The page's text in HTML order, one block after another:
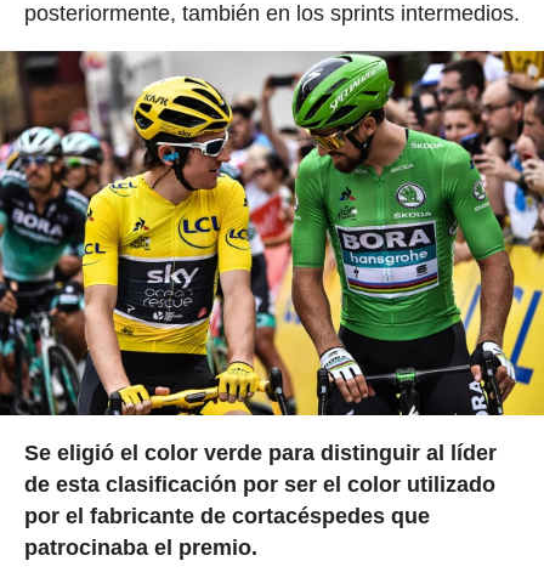
posteriormente, también en los sprints intermedios.
Se eligió el color verde para distinguir al líder
de esta clasificación por ser el color utilizado
por el fabricante de cortacéspedes que
patrocinaba el premio.